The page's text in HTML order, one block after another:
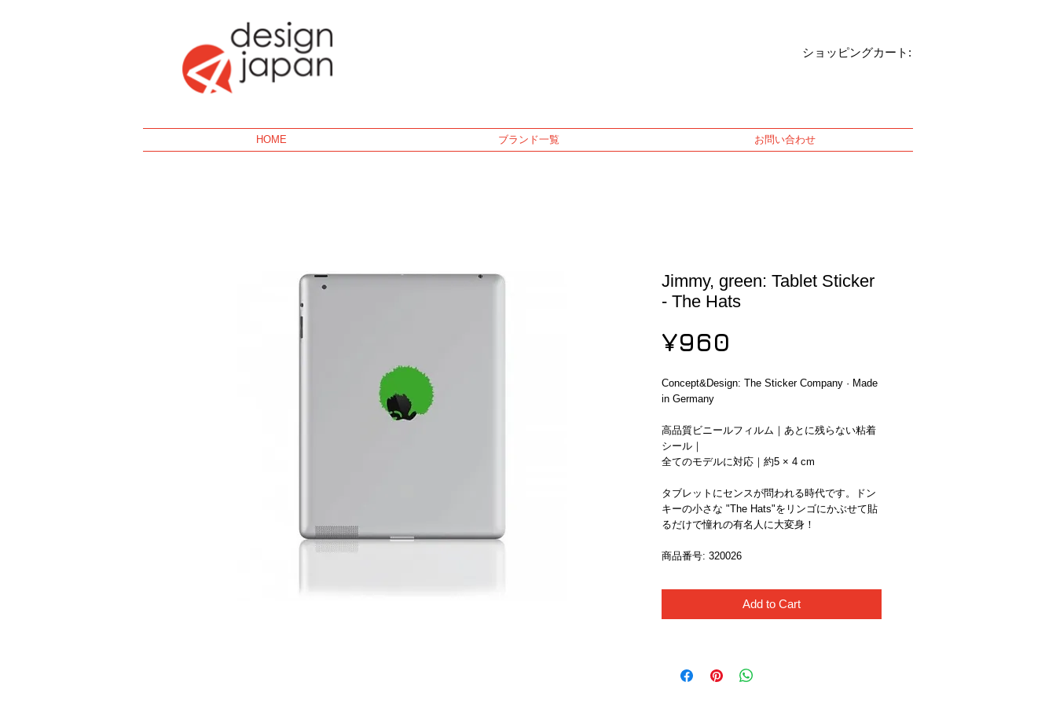
Geek ショッピングカート:
HOME ブランド一覧 お問い合わせ
Jimmy, green: Tablet Sticker
- The Hats
¥960
Concept&Design: The Sticker Company · Made
in Germany
高品質ビニールフィルム｜あとに残らない粘着
シール｜
全てのモデルに対応｜約5 × 4 cm
タブレットにセンスが問われる時代です。ドン
キーの小さな "The Hats"をリンゴにかぶせて貼
るだけで憧れの有名人に大変身！
商品番号: 320026
Add to Cart